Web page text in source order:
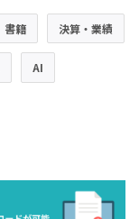
書籍 決算・業績
AI